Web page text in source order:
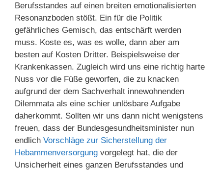
Berufsstandes auf einen breiten emotionalisierten
Resonanzboden stößt. Ein für die Politik
gefährliches Gemisch, das entschärft werden
muss. Koste es, was es wolle, dann aber am
besten auf Kosten Dritter. Beispielsweise der
Krankenkassen. Zugleich wird uns eine richtig harte
Nuss vor die Füße geworfen, die zu knacken
aufgrund der dem Sachverhalt innewohnenden
Dilemmata als eine schier unlösbare Aufgabe
daherkommt. Sollten wir uns dann nicht wenigstens
freuen, dass der Bundesgesundheitsminister nun
endlich Vorschläge zur Sicherstellung der
Hebammenversorgung vorgelegt hat, die der
Unsicherheit eines ganzen Berufsstandes und